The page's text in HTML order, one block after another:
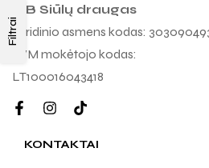
Filtrai
MB Siūlų draugas
Juridinio asmens kodas:
PVM mokėtojo kodas:
LT100016043418
KONTAKTAI